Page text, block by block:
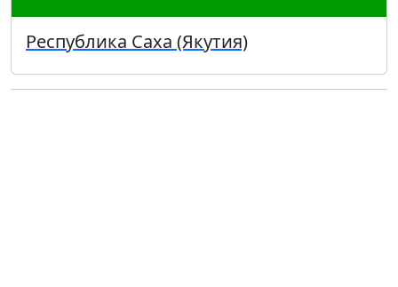
Республика Саха (Якутия)